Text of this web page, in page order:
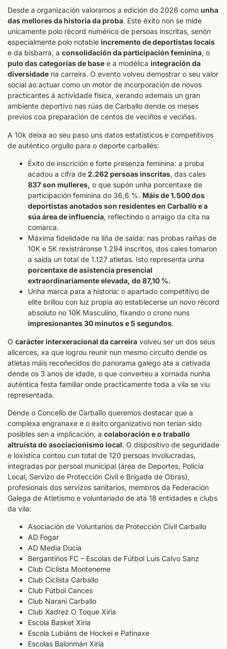
Desde a organización valoramos a edición do 2026 como unha
das mellores da historia da proba. Este éxito non se mide
unicamente polo récord numérico de persoas inscritas, senón
especialmente polo notable incremento de deportistas locais
e da bisbarra, a consolidación da participación feminina, o
pulo das categorías de base e a modélica integración da
diversidade na carreira. O evento volveu demostrar o seu valor
social ao actuar como un motor de incorporación de novos
practicantes á actividade física, xerando ademais un gran
ambiente deportivo nas rúas de Carballo dende os meses
previos coa preparación de centos de veciños e veciñas.
A 10k deixa ao seu paso uns datos estatísticos e competitivos
de auténtico orgullo para o deporte carballés:
Éxito de inscrición e forte presenza feminina: a proba
acadou a cifra de2.262 persoas inscritas, das cales
837 son mulleres, o que supón unha porcentaxe de
participación feminina do 36,6 %. Máis de 1.500 dos
deportistas anotados son residentes en Carballo e a
súa área de influencia, reflectindo o arraigo da cita na
comarca.
Máxima fidelidade na liña de saída: nas probas raíñas de
10K e 5K rexistráronse 1.294 inscritos, dos cales tomaron
a saída un total de 1.127 atletas. Isto representa unha
porcentaxe de asistencia presencial
extraordinariamente elevada, do 87,10 %.
Unha marca para a historia: o apartado competitivo de
elite brillou con luz propia ao establecerse un novo récord
absoluto no 10K Masculino, fixando o crono nuns
impresionantes 30 minutos e 5 segundos.
O carácter interxeracional da carreira volveu ser un dos seus
alicerces, xa que logrou reunir nun mesmo circuíto dende os
atletas máis recoñecidos do panorama galego ata a cativada
dende os 3 anos de idade, o que converteu a xornada nunha
auténtica festa familiar onde practicamente toda a vila se viu
representada.
Dende o Concello de Carballo queremos destacar que a
complexa engranaxe e o éxito organizativo non terían sido
posibles sen a implicación, a colaboración e o traballo
altruísta do asociacionismo local. O dispositivo de seguridade
e loxística contou cun total de 120 persoas involucradas,
integradas por persoal municipal (área de Deportes, Policía
Local, Servizo de Protección Civil e Brigada de Obras),
profesionais dos servizos sanitarios, membros da Federación
Galega de Atletismo e voluntariado de ata 18 entidades e clubs
da vila:
Asociación de Voluntarios de Protección Civil Carballo
AD Fogar
AD Media Ducia
Bergantiños FC – Escolas de Fútbol Luís Calvo Sanz
Club Ciclista Monteneme
Club Ciclista Carballo
Club Fútbol Cances
Club Narani Carballo
Club Xadrez O Toque Xiria
Escola Basket Xiria
Escola Lubiáns de Hockei e Patinaxe
Escolas Balonmán Xiria